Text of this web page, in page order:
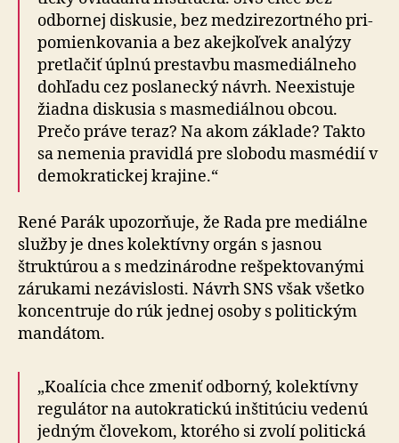
odbornej diskusie, bez me­dzi­re­zor­tné­ho pri­
po­mien­ko­va­nia a bez akej­koľ­vek analýzy
pretlačiť úplnú prestavbu mas­me­di­ál­ne­ho
dohľadu cez poslanecký návrh. Neexistuje
žiadna diskusia s mas­me­di­ál­nou obcou.
Prečo práve teraz? Na akom základe? Takto
sa nemenia pravidlá pre slobodu mas­mé­dií v
de­mo­kra­tic­kej krajine.“
René Parák upozorňuje, že Rada pre mediálne
služby je dnes kolektívny orgán s jasnou
štruktúrou a s medzi­ná­rod­ne rešpektovanými
zárukami nezávislosti. Návrh SNS však všetko
koncentruje do rúk jednej osoby s politickým
mandátom.
„Koalícia chce zmeniť odborný, kolektívny
regulátor na autokratickú inštitúciu vedenú
jedným človekom, kto­ré­ho si zvolí politická